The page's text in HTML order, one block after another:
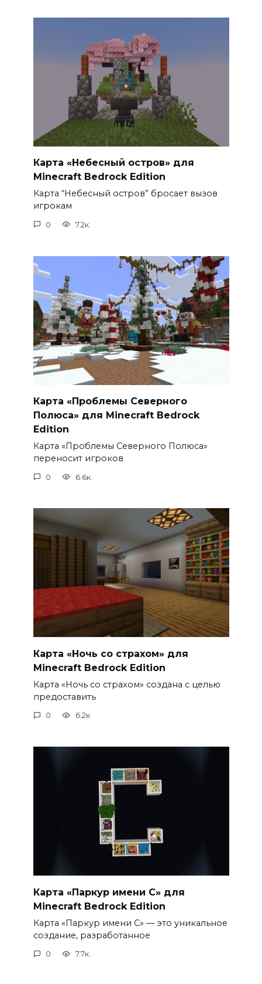
Карта «Небесный остров» для
Minecraft Bedrock Edition
Карта “Небесный остров” бросает вызов
игрокам
0 7.2к.
Карта «Проблемы Северного
Полюса» для Minecraft Bedrock
Edition
Карта «Проблемы Северного Полюса»
переносит игроков
0 6.6к.
Карта «Ночь со страхом» для
Minecraft Bedrock Edition
Карта «Ночь со страхом» создана с целью
предоставить
0 6.2к.
Карта «Паркур имени С» для
Minecraft Bedrock Edition
Карта «Паркур имени С» — это уникальное
создание, разработанное
0 7.7к.